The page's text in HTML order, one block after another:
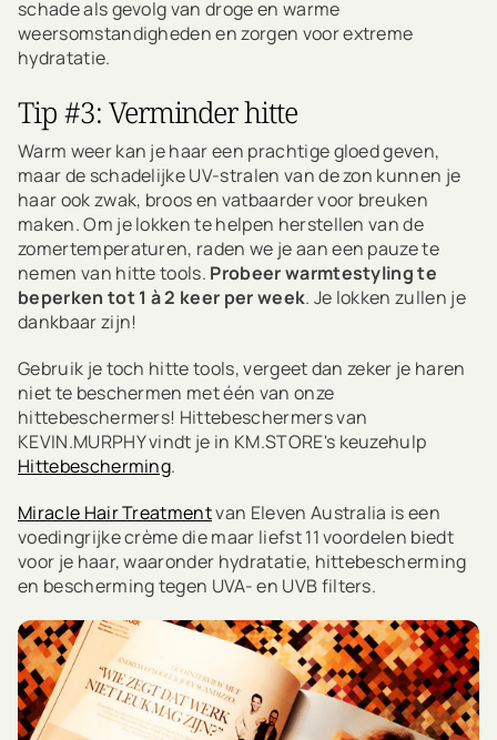
schade als gevolg van droge en warme
weersomstandigheden en zorgen voor extreme
hydratatie.
Tip #3: Verminder hitte
Warm weer kan je haar een prachtige gloed geven,
maar de schadelijke UV-stralen van de zon kunnen je
haar ook zwak, broos en vatbaarder voor breuken
maken. Om je lokken te helpen herstellen van de
zomertemperaturen, raden we je aan een pauze te
nemen van hitte tools. Probeer warmtestyling te
beperken tot 1 à 2 keer per week. Je lokken zullen je
dankbaar zijn!
Gebruik je toch hitte tools, vergeet dan zeker je haren
niet te beschermen met één van onze
hittebeschermers! Hittebeschermers van
KEVIN.MURPHY vindt je in KM.STORE's keuzehulp
Hittebescherming.
Miracle Hair Treatmentvan Eleven Australia is een
voedingrijke crème die maar liefst 11 voordelen biedt
voor je haar, waaronder hydratatie, hittebescherming
en bescherming tegen UVA- en UVB filters.